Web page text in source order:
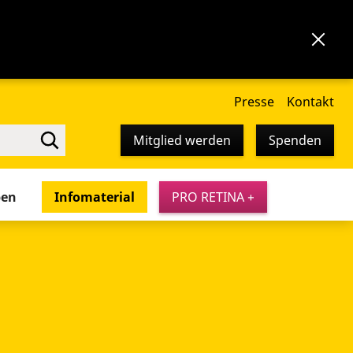
Presse Kontakt
Mitglied werden Spenden
Infomaterial PRO RETINA +